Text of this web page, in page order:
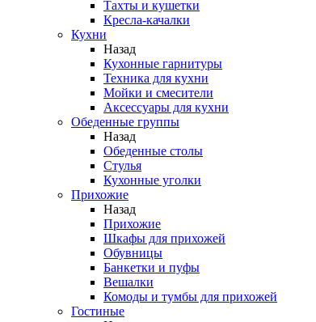
Тахты и кушетки
Кресла-качалки
Кухни
Назад
Кухонные гарнитуры
Техника для кухни
Мойки и смесители
Аксессуары для кухни
Обеденные группы
Назад
Обеденные столы
Стулья
Кухонные уголки
Прихожие
Назад
Прихожие
Шкафы для прихожей
Обувницы
Банкетки и пуфы
Вешалки
Комоды и тумбы для прихожей
Гостиные